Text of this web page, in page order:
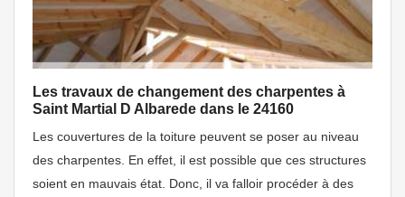
Les travaux de changement des charpentes à
Saint Martial D Albarede dans le 24160
Les couvertures de la toiture peuvent se poser au niveau
des charpentes. En effet, il est possible que ces structures
soient en mauvais état. Donc, il va falloir procéder à des